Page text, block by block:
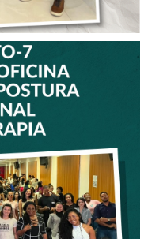
DO
DE
ÉTICA E